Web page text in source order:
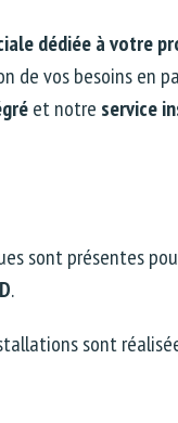
dédiée à votre
de vos besoins en
et notre service
sont présentes
.
sont